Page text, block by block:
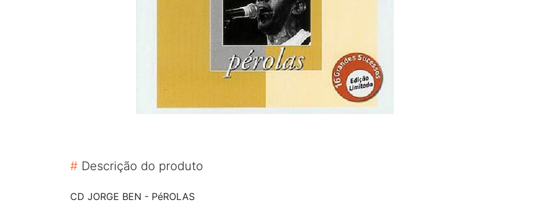
# Descrição do produto
CD JORGE BEN - PéROLAS